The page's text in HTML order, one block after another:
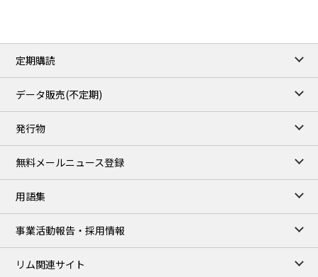
定期購読
データ販売(不定期)
発行物
無料メールニュース登録
用語集
事業活動報告・採用情報
リム関連サイト